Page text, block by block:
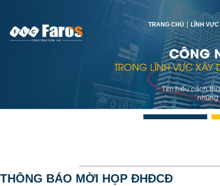
TRANG CHỦ LĨNH
THÔNG BÁO MỜI HỌP ĐHĐCĐ